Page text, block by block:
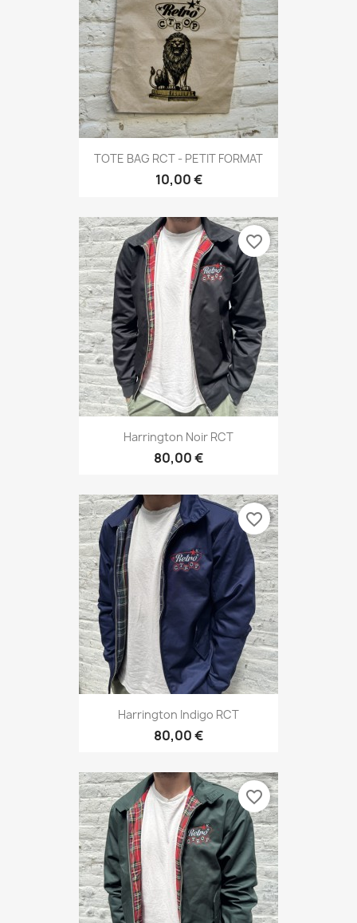
TOTE BAG RCT - PETIT FORMAT
10,00 €
Harrington Noir RCT
80,00 €
favorite_border
Harrington Indigo RCT
80,00 €
favorite_border
favorite_border